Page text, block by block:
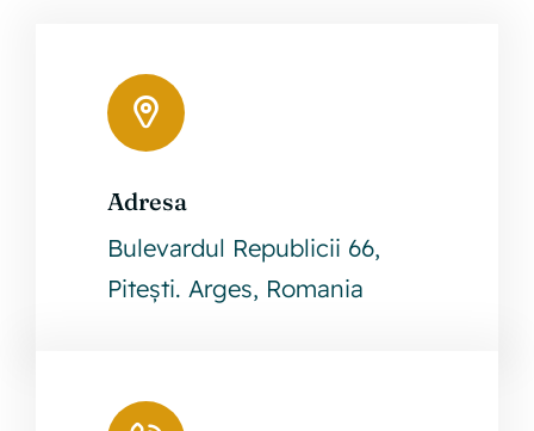
Adresa
Bulevardul Republicii 66,
Pitești. Arges, Romania